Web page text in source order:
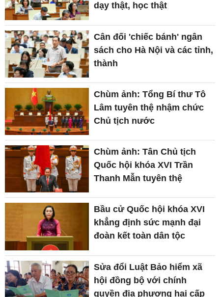
dạy thật, học thật
Cân đối 'chiếc bánh' ngân
sách cho Hà Nội và các tỉnh,
thành
Chùm ảnh: Tổng Bí thư Tô
Lâm tuyên thệ nhậm chức
Chủ tịch nước
Chùm ảnh: Tân Chủ tịch
Quốc hội khóa XVI Trần
Thanh Mẫn tuyên thệ
Bầu cử Quốc hội khóa XVI
khẳng định sức mạnh đại
đoàn kết toàn dân tộc
Sửa đổi Luật Bảo hiểm xã
hội đồng bộ với chính
quyền địa phương hai cấp